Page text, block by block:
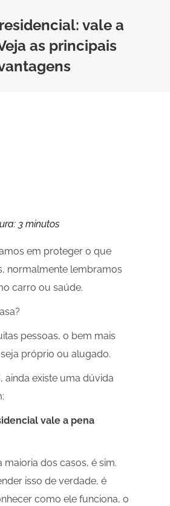
vale a
as principais
3 minutos
em proteger o que
normalmente lembramos
carro ou saúde.
pessoas, o bem mais
próprio ou alugado.
ainda existe uma dúvida
vale a pena
maioria dos casos, é sim.
isso de verdade, é
como ele funciona, o